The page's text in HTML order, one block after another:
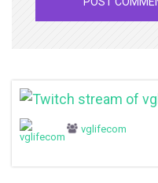
vglifecom